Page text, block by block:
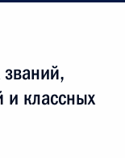
и классных